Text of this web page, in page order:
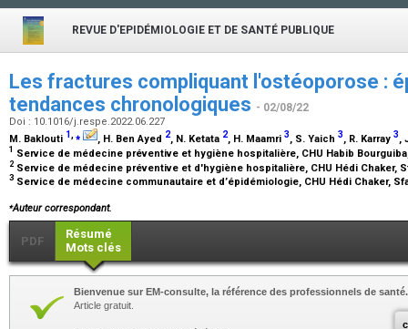
REVUE D'EPIDÉMIOLOGIE ET DE SANTÉ PUBLIQUE
Les fractures compliquant l'ostéoporose :
tendances chronologiques - 02/08/22
Doi : 10.1016/j.respe.2022.06.227
M. Baklouti 1,⁎ , H. Ben Ayed 2, N. Ketata 2, H. Maamri 3, S. Yaich 3, R. Karray 3,
1 Service de médecine préventive et hygiène hospitalière, CHU Habib
2 Service de médecine préventive et d'hygiène hospitalière, CHU Hédi Chaker,
3 Service de médecine communautaire et d’épidémiologie, CHU Hédi Chaker,
⁎Auteur correspondant.
PDF
Résumé
Mots clés
Bienvenue sur EM-consulte, la référence des professionnels de santé.
Article gratuit.